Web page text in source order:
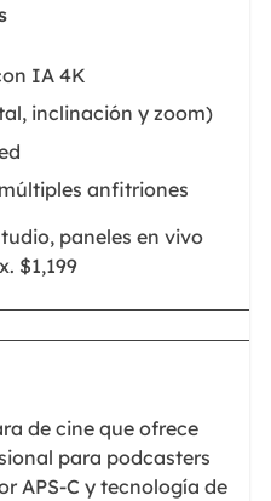
IA 4K
inclinación y zoom)
anfitriones
paneles en vivo
$1,199
de cine que ofrece
para podcasters
APS-C y tecnología de